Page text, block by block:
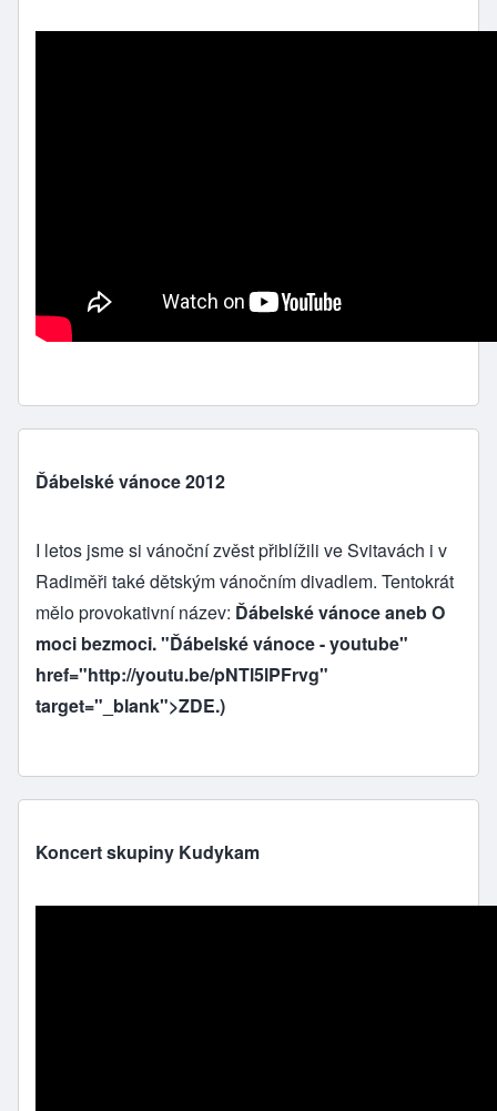
Ďábelské vánoce 2012
I letos jsme si vánoční zvěst přiblížili ve Svitavách i v
Radiměři také dětským vánočním divadlem. Tentokrát
mělo provokativní název: Ďábelské vánoce aneb O
moci bezmoci. "Ďábelské vánoce - youtube"
href="http://youtu.be/pNTl5lPFrvg"
target="_blank">ZDE.)
Koncert skupiny Kudykam